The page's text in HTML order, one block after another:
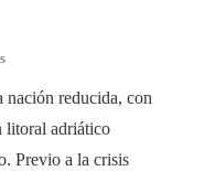
nación reducida, con
litoral adriático
Previo a la crisis